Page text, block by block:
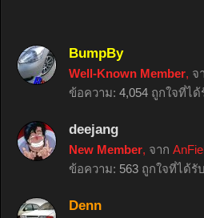
BumpBy
Well-Known Member, จ
ข้อความ: 4,054 ถูกใจที่ได้
deejang
New Member, จาก
ข้อความ: 563 ถูกใจที่ได้รั
Denn